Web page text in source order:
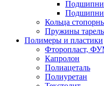
Кольца
Пружины
Полимеры и пластики
Фторопласт,
Капролон
Полиацеталь
Полиуретан